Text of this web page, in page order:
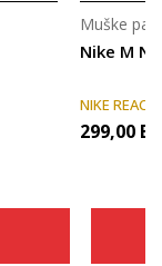
Nike M
Muške
NIKE REACT
299,00